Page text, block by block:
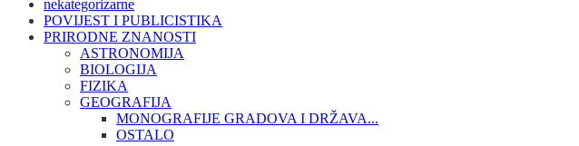
nekategorizarne
POVIJEST I PUBLICISTIKA
PRIRODNE ZNANOSTI
ASTRONOMIJA
BIOLOGIJA
FIZIKA
GEOGRAFIJA
MONOGRAFIJE GRADOVA I DRŽAVA...
OSTALO